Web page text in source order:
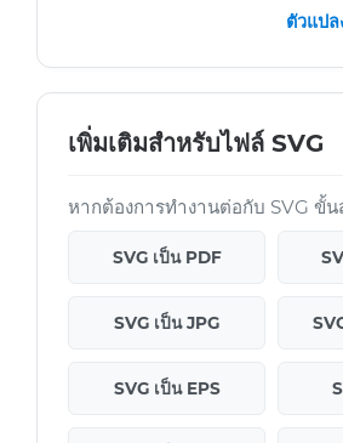
ตัวแป
เพิ่มเติมสำหรับไฟล์ SVG
หากต้องการทำงานต่อกับ SVG ขั้น
SVG เป็น PDF
SVG เป็น JPG
SVG เป็น EPS